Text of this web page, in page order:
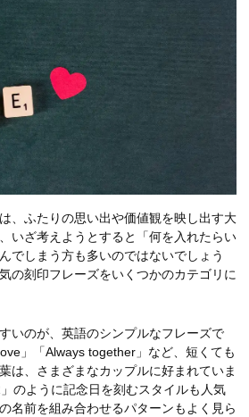
、ふたりの思い出や価値観を映し出す大
いざ考えようとすると「何を入れたらい
でしまう方も多いのではないでしょう
の刻印フレーズをいくつかのカテゴリに
いのが、英語のシンプルなフレーズで
」「Always together」など、短くても
は、さまざまなカップルに好まれていま
のように記念日を刻むスタイルも人気
名前を組み合わせるパターンもよく見ら